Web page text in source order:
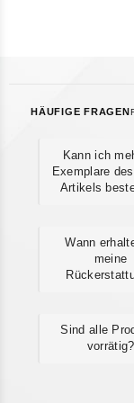
HÄUFIGE FRAGEN
Kann ich
Exemplare
Artikels
Wann
meine
Sind alle
vorrätig?